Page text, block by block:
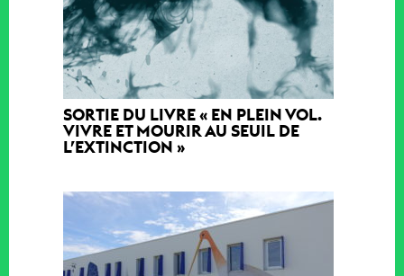
SORTIE DU LIVRE « EN PLEIN VOL.
VIVRE ET MOURIR AU SEUIL DE
L’EXTINCTION »